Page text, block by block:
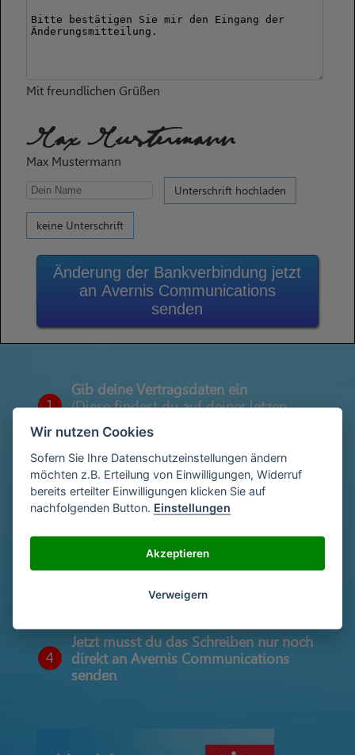
Mit freundlichen Grüßen
Max Mustermann
Max Mustermann
Unterschrift hochladen
keine Unterschrift
Änderung der Bankverbindung jetzt
an Avernis Communications
senden
1
Gib deine Vertragsdaten ein
(Diese findest du auf deiner letzen
Abrechnung)
2
Gib deinen Namen und deine Adresse
ein
3
Unterschriebe das Schreiben mit deinem
4
Jetzt musst du das Schreiben nur noch
direkt an Avernis Communications
senden
Wir nutzen Cookies
Sofern Sie Ihre Datenschutzeinstellungen ändern
möchten z.B. Erteilung von Einwilligungen, Widerruf
bereits erteilter Einwilligungen klicken Sie auf
nachfolgenden Button. Einstellungen
Akzeptieren
Verweigern